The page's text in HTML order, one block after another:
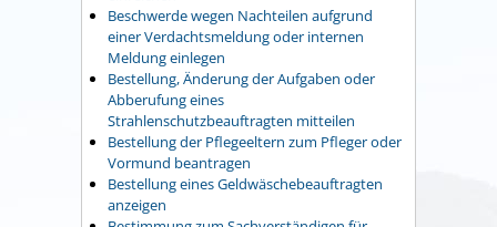
Beschwerde wegen Nachteilen aufgrund
einer Verdachtsmeldung oder internen
Meldung einlegen
Bestellung, Änderung der Aufgaben oder
Abberufung eines
Strahlenschutzbeauftragten mitteilen
Bestellung der Pflegeeltern zum Pfleger oder
Vormund beantragen
Bestellung eines Geldwäschebeauftragten
anzeigen